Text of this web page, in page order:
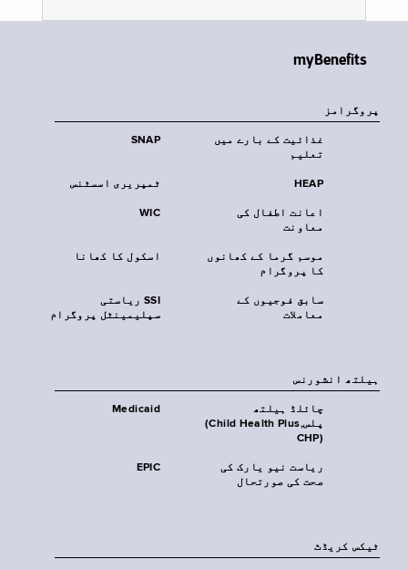
myBenefits
پروگرامز
SNAP
غذائیت کے بارے میں
تعلیم
ٹمپریری اسسٹنس HEAP
WIC
اعانت اطفال کی
معاونت
اسکول کا کھانا
موسم گرما کے کھانوں
کا پروگرام
SSI ریاستی
سپلیمینٹل پروگرام
سابق فوجیوں کے
معاملات
‏ہیلتھ انشورنس
Medicaid
چائلڈ ہیلتھ
پلس‎(Child Health Plus,
CHP)‎
EPIC
ریاست نیو یارک کی
صحت کی صورتحال
ٹیکس کریڈٹ